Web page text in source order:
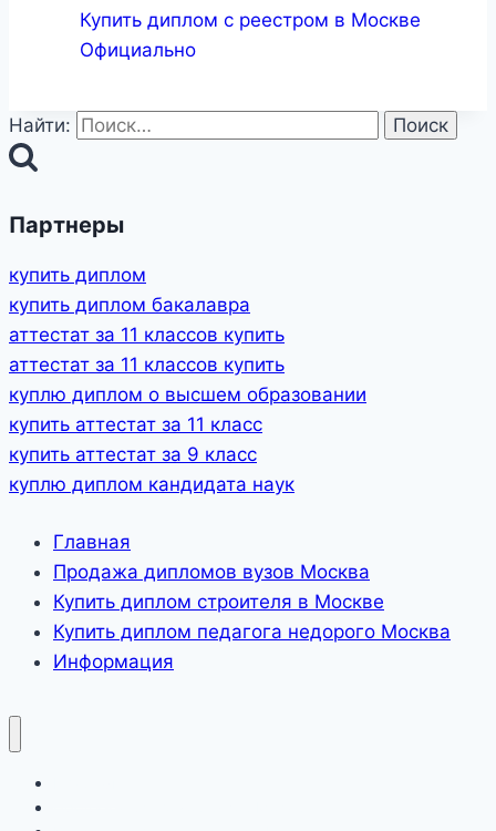
Купить диплом с реестром в Москве
Официально
Найти:
Партнеры
купить диплом
купить диплом бакалавра
аттестат за 11 классов купить
аттестат за 11 классов купить
куплю диплом о высшем образовании
купить аттестат за 11 класс
купить аттестат за 9 класс
куплю диплом кандидата наук
Главная
Продажа дипломов вузов Москва
Купить диплом строителя в Москве
Купить диплом педагога недорого Москва
Информация